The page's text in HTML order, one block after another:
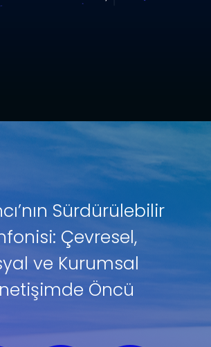
Sürdürülebilir
Çevresel,
ve Kurumsal
Öncü